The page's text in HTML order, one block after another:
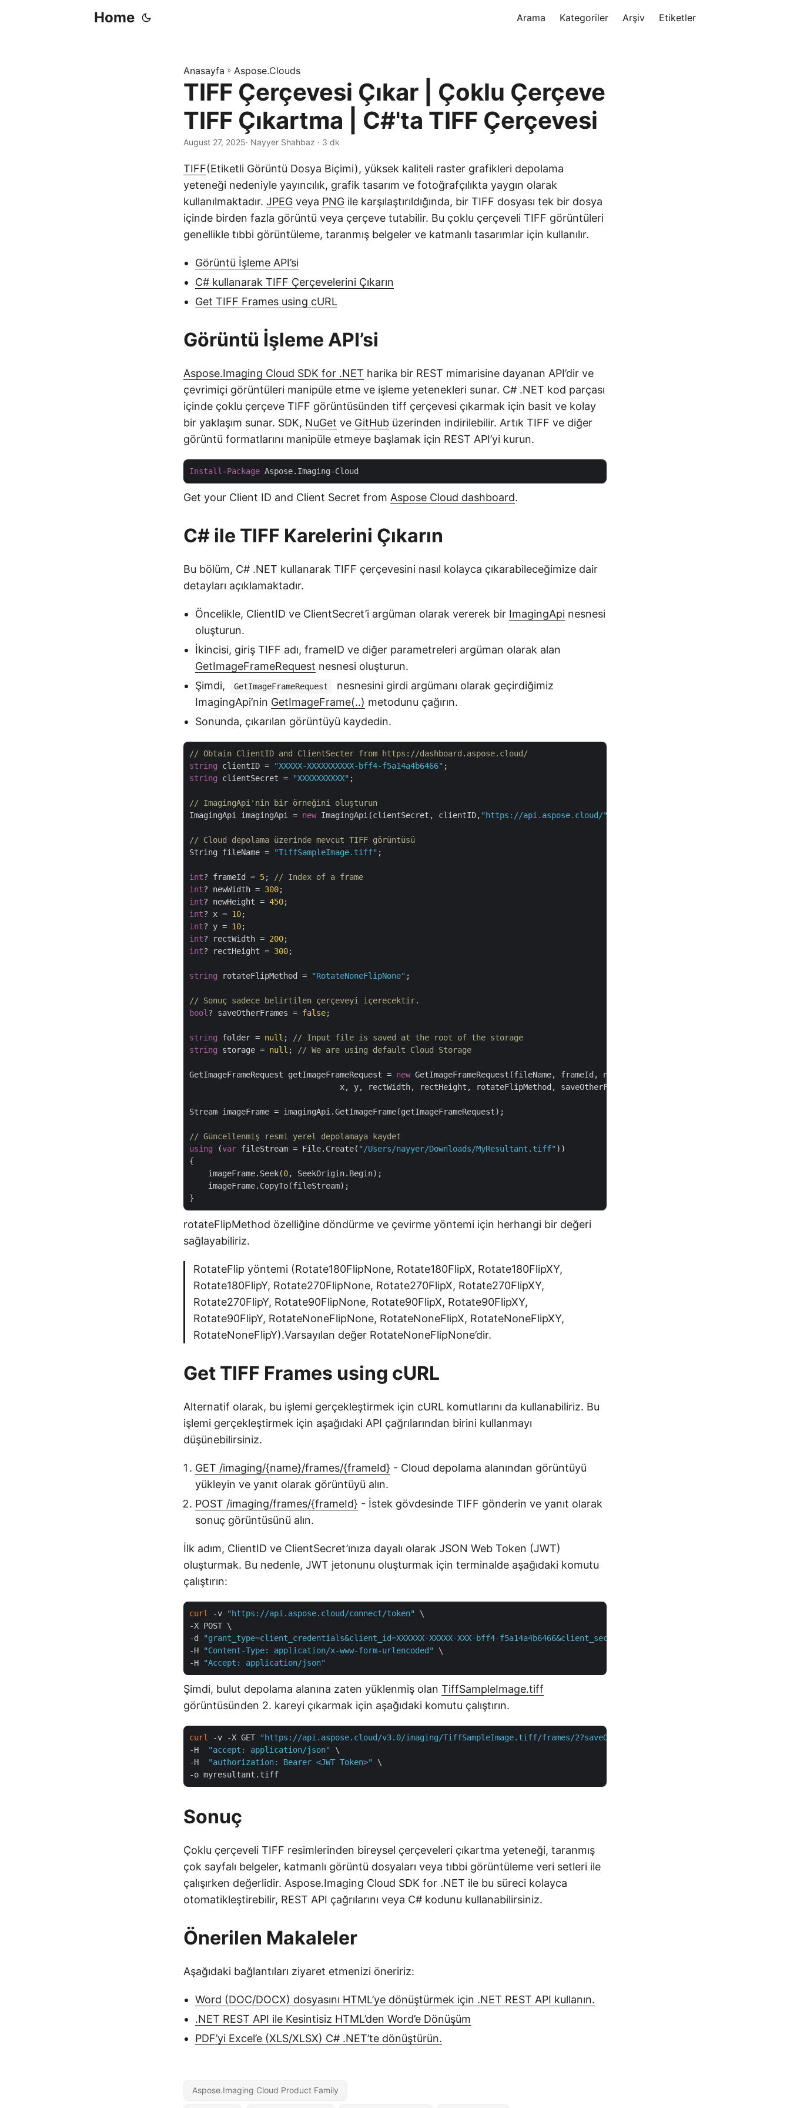
Home Arama Kategoriler Arşiv Etiketler
Anasayfa » Aspose.Clouds
TIFF Çerçevesi Çıkar | Çoklu Çerçeve
TIFF Çıkartma | C#'ta TIFF Çerçevesi
August 27, 2025· Nayyer Shahbaz · 3 dk
TIFF(Etiketli Görüntü Dosya Biçimi), yüksek kaliteli raster grafikleri depolama
yeteneği nedeniyle yayıncılık, grafik tasarım ve fotoğrafçılıkta yaygın olarak
kullanılmaktadır. JPEG veya PNG ile karşılaştırıldığında, bir TIFF dosyası tek bir dosya
içinde birden fazla görüntü veya çerçeve tutabilir. Bu çoklu çerçeveli TIFF görüntüleri
genellikle tıbbi görüntüleme, taranmış belgeler ve katmanlı tasarımlar için kullanılır.
Görüntü İşleme API’si
C# kullanarak TIFF Çerçevelerini Çıkarın
Get TIFF Frames using cURL
Görüntü İşleme API’si
Aspose.Imaging Cloud SDK for .NET harika bir REST mimarisine dayanan API’dir ve
çevrimiçi görüntüleri manipüle etme ve işleme yetenekleri sunar. C# .NET kod parçası
içinde çoklu çerçeve TIFF görüntüsünden tiff çerçevesi çıkarmak için basit ve kolay
bir yaklaşım sunar. SDK, NuGet ve GitHub üzerinden indirilebilir. Artık TIFF ve diğer
görüntü formatlarını manipüle etmeye başlamak için REST API’yi kurun.
Install -Package
Get your Client ID and Client Secret from Aspose Cloud dashboard.
C# ile TIFF Karelerini Çıkarın
Bu bölüm, C# .NET kullanarak TIFF çerçevesini nasıl kolayca çıkarabileceğimize dair
detayları açıklamaktadır.
Öncelikle, ClientID ve ClientSecret’i argüman olarak vererek bir ImagingApi nesnesi
oluşturun.
İkincisi, giriş TIFF adı, frameID ve diğer parametreleri argüman olarak alan
GetImageFrameRequest nesnesi oluşturun.
Şimdi,
GetImageFrameRequest
nesnesini girdi argümanı olarak geçirdiğimiz
ImagingApi’nin GetImageFrame(..) metodunu çağırın.
Sonunda, çıkarılan görüntüyü kaydedin.
// Obtain ClientID and ClientSecter from https://dashboard.aspose.cloud/
string clientID = "XXXXX-XXXXXXXXXX-bff4-f5a14a4b6466"
string clientSecret = "XXXXXXXXXX" ;
// ImagingApi'nin bir örneğini oluşturun
ImagingApi imagingApi = new ImagingApi(clientSecret, clientID, "https://api.aspose.cloud/"
// Cloud depolama üzerinde mevcut TIFF görüntüsü
String fileName =
"TiffSampleImage.tiff" ;
int? frameId = 5;
// Index of a frame
int? newWidth = 300
int? newHeight = 450
int? x = 10
int? y = 10
int? rectWidth = 200
int? rectHeight = 300;
string rotateFlipMethod = "RotateNoneFlipNone" ;
// Sonuç sadece belirtilen çerçeveyi içerecektir.
bool ? saveOtherFrames = false;
string folder = null ;
// Input file is saved at the root of the storage
string storage = null ; // We are using default Cloud Storage
GetImageFrameRequest getImageFrameRequest = new GetImageFrameRequest(fileName, frameId, newWidth, newHeight,
                                x, y, rectWidth, rectHeight, rotateFlipMethod, saveOtherFrames, folder, storage);
Stream imageFrame = imagingApi.GetImageFrame(getImageFrameRequest);
// Güncellenmiş resmi yerel depolamaya kaydet
using (var fileStream = File.Create( "/Users/nayyer/Downloads/MyResultant.tiff" ))
{
    imageFrame.Seek(
0, SeekOrigin.Begin);
    imageFrame.CopyTo(fileStream);
rotateFlipMethod özelliğine döndürme ve çevirme yöntemi için herhangi bir değeri
sağlayabiliriz.
RotateFlip yöntemi (Rotate180FlipNone, Rotate180FlipX, Rotate180FlipXY,
Rotate180FlipY, Rotate270FlipNone, Rotate270FlipX, Rotate270FlipXY,
Rotate270FlipY, Rotate90FlipNone, Rotate90FlipX, Rotate90FlipXY,
Rotate90FlipY, RotateNoneFlipNone, RotateNoneFlipX, RotateNoneFlipXY,
RotateNoneFlipY).Varsayılan değer RotateNoneFlipNone’dir.
Get TIFF Frames using cURL
Alternatif olarak, bu işlemi gerçekleştirmek için cURL komutlarını da kullanabiliriz. Bu
işlemi gerçekleştirmek için aşağıdaki API çağrılarından birini kullanmayı
düşünebilirsiniz.
GET /imaging/{name}/frames/{frameId} - Cloud depolama alanından görüntüyü
yükleyin ve yanıt olarak görüntüyü alın.
POST /imaging/frames/{frameId} - İstek gövdesinde TIFF gönderin ve yanıt olarak
sonuç görüntüsünü alın.
İlk adım, ClientID ve ClientSecret’ınıza dayalı olarak JSON Web Token (JWT)
oluşturmak. Bu nedenle, JWT jetonunu oluşturmak için terminalde aşağıdaki komutu
çalıştırın:
curl -v "https://api.aspose.cloud/connect/token"
\
-X POST \
-d
"grant_type=client_credentials&client_id=XXXXXX-XXXXX-XXX-bff4-f5a14a4b6466&client_secret=XXXXXXXXXXX"
-H
"Content-Type: application/x-www-form-urlencoded"
\
-H
"Accept: application/json"
Şimdi, bulut depolama alanına zaten yüklenmiş olan TiffSampleImage.tiff
görüntüsünden 2. kareyi çıkarmak için aşağıdaki komutu çalıştırın.
curl -v -X GET "https://api.aspose.cloud/v3.0/imaging/TiffSampleImage.tiff/frames/2?saveOtherFrames=true"
-H
"accept: application/json"
\
-H
"authorization: Bearer <JWT Token>"
\
Sonuç
Çoklu çerçeveli TIFF resimlerinden bireysel çerçeveleri çıkartma yeteneği, taranmış
çok sayfalı belgeler, katmanlı görüntü dosyaları veya tıbbi görüntüleme veri setleri ile
çalışırken değerlidir. Aspose.Imaging Cloud SDK for .NET ile bu süreci kolayca
otomatikleştirebilir, REST API çağrılarını veya C# kodunu kullanabilirsiniz.
Önerilen Makaleler
Aşağıdaki bağlantıları ziyaret etmenizi öneririz:
Word (DOC/DOCX) dosyasını HTML’ye dönüştürmek için .NET REST API kullanın.
.NET REST API ile Kesintisiz HTML’den Word’e Dönüşüm
PDF’yi Excel’e (XLS/XLSX) C# .NET’te dönüştürün.
Aspose.Imaging Cloud Product Family